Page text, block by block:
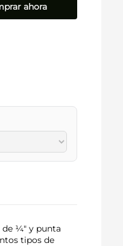
ahora
de ¼″ y punta
tipos de